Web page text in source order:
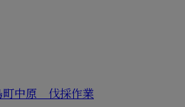
町中原 伐採作業